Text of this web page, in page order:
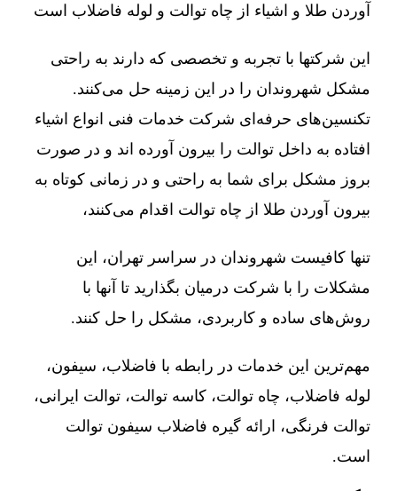
آوردن طلا و اشیاء از چاه توالت و لوله فاضلاب است
این شرکتها با تجربه و تخصصی که دارند به راحتی
مشکل شهروندان را در این زمینه حل می‌کنند.
تکنسین‌های حرفه‌ای شرکت خدمات فنی انواع اشیاء
افتاده به داخل توالت را بیرون آورده اند و در صورت
بروز مشکل برای شما به راحتی و در زمانی کوتاه به
بیرون آوردن طلا از چاه توالت اقدام می‌کنند،
تنها کافیست شهروندان در سراسر تهران، این
مشکلات را با شرکت درمیان بگذارید تا آنها با
روش‌های ساده و کاربردی، مشکل را حل کنند.
مهم‌ترین این خدمات در رابطه با فاضلاب، سیفون،
لوله فاضلاب، چاه توالت، کاسه توالت، توالت ایرانی،
توالت فرنگی، ارائه گیره فاضلاب سیفون توالت
است.